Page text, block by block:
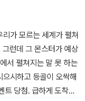
몬스터의 정체에 대한
간다. 2권에서는 아이
등장한다. 그리고 몬스
선가 나타난 섬뜩한 기
게 만들어 준다. 이 작
란드 원작 시리즈는 총
정이다. 이번에 나온 1
다는 우락부락한 모습
다. 그렇다보니 원작과
궁금해지는 이유 중 하
주관적인 견해에 의하
한다. 사인을 하자 몬스
들 아빠는 사업상 출장
을 돌봐줄 내니까지 보
까. 메리는 여행을 떠나
아이들에게 전혀 해롭
남매가 몬스터 내니에
가 모르는 세계가 펼쳐
런데 그 몬스터가 예상
서 펼쳐지는 말 못 하는
시하고 등골이 오싹해
트 당첨. 급하게 도착하